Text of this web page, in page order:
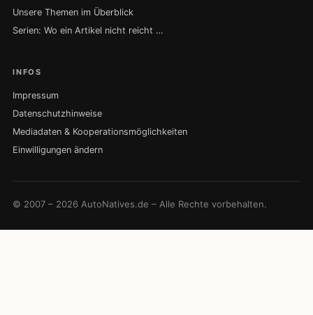
Unsere Themen im Überblick
Serien: Wo ein Artikel nicht reicht …
INFOS
Impressum
Datenschutzhinweise
Mediadaten & Kooperationsmöglichkeiten
Einwilligungen ändern
© 2007 – 2026 AutoNatives.de – Alle Rechte vorbehalten.